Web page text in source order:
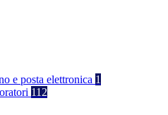
e posta elettronica 1
112